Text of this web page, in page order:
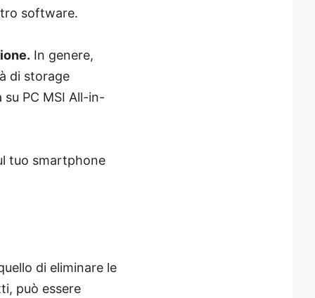
software.
In genere,
di storage
PC MSI All-in-
tuo smartphone
di eliminare le
può essere